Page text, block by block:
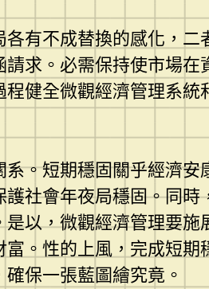
有不成替換的感化，二
求。必需保持使市場在
健全微觀經濟管理系統
。短期穩固關乎經濟安
社會年夜局穩固。同時
以，微觀經濟管理要施
。性的上風，完成短期
保一張藍圖繪究竟。